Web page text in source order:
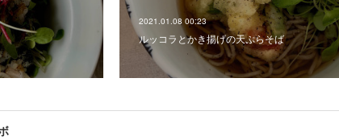
2021.01.08 00:23
ルッコラとかき揚げの天ぷらそば